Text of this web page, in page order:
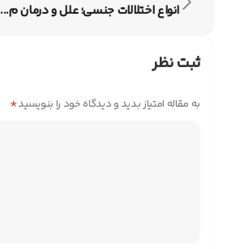
انواع اختلالات جنسی؛ علل و درمان م...
ثبت نظر
به مقاله امتیاز بدید و دیدگاه خود را بنویسید*